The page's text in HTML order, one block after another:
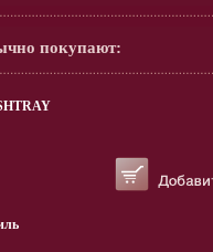
покупают: